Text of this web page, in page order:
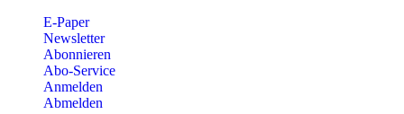
E-Paper
Newsletter
Abonnieren
Abo-Service
Anmelden
Abmelden